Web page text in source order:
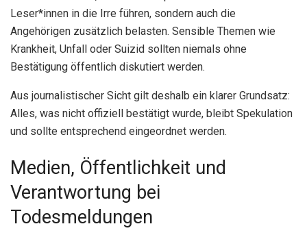
Leser*innen in die Irre führen, sondern auch die
Angehörigen zusätzlich belasten. Sensible Themen wie
Krankheit, Unfall oder Suizid sollten niemals ohne
Bestätigung öffentlich diskutiert werden.
Aus journalistischer Sicht gilt deshalb ein klarer Grundsatz:
Alles, was nicht offiziell bestätigt wurde, bleibt Spekulation
und sollte entsprechend eingeordnet werden.
Medien, Öffentlichkeit und
Verantwortung bei
Todesmeldungen